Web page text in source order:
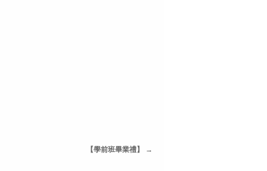
【學前班畢業禮】 →